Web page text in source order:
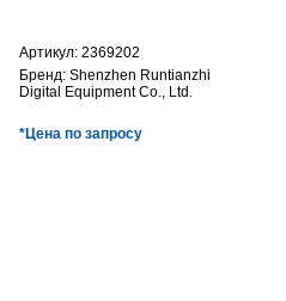
Артикул: 2369202
Бренд: Shenzhen Runtianzhi
Digital Equipment Co., Ltd.
*Цена по запросу